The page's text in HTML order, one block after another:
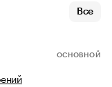
Все
ОСНОВНОЙ